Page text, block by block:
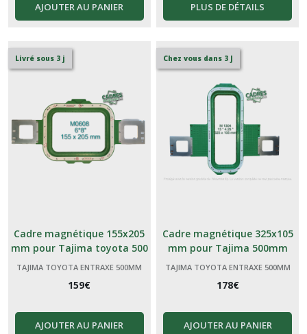
AJOUTER AU PANIER PLUS DE DÉTAILS
Livré sous 3 j
Cadre magnétique 155x205
mm pour Tajima toyota 500
mm
TAJIMA TOYOTA ENTRAXE 500MM
159€
AJOUTER AU PANIER
Chez vous dans 3 J
Cadre magnétique 325x105
mm pour Tajima 500mm
TAJIMA TOYOTA ENTRAXE 500MM
178€
AJOUTER AU PANIER